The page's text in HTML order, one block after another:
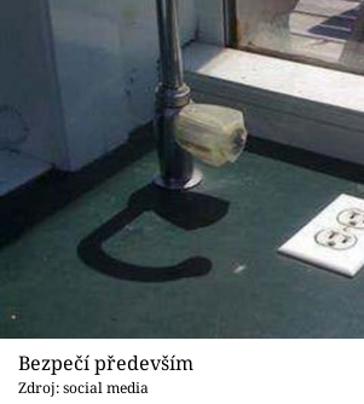
Bezpečí především
Zdroj: social media